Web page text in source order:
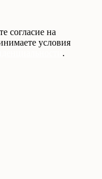
согласие на
условия
.